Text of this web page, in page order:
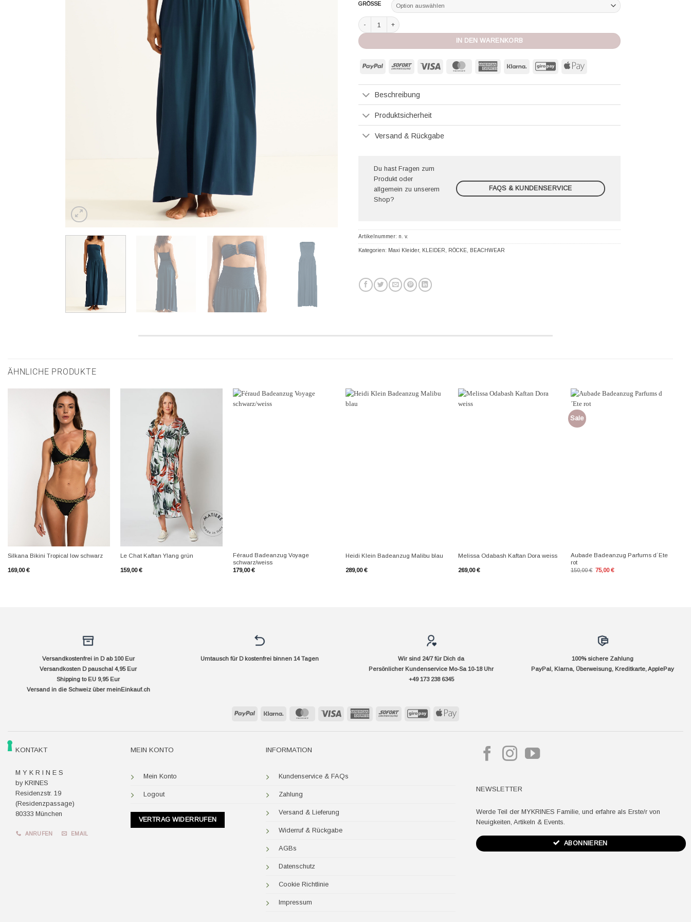
GRÖSSE
Eres Multiuse-Kleid/Rock Oda ocean Menge
IN DEN WARENKORB
PayPal Sofort Visa MasterCard American
Klarna GiroPay Apple
Beschreibung
Produktsicherheit
Versand & Rückgabe
Du hast Fragen zum
Produkt oder
allgemein zu unserem
Shop?
FAQS & KUNDENSERVICE
Artikelnummer: n. v.
Kategorien: Maxi Kleider, KLEIDER RÖCKE BEACHWEAR
ÄHNLICHE PRODUKTE
Silkana Bikini Tropical low schwarz
169,00€
Le Chat Kaftan Ylang grün
159,00€
Féraud Badeanzug Voyage
schwarz/weiss
179,00€
Heidi Klein Badeanzug Malibu blau
289,00€
Melissa Odabash Kaftan Dora weiss
269,00€
Sale
Aubade Badeanzug Parfums d´Ete
rot
150,00€ Ursprünglicher
75,00€Aktueller
Versandkostenfrei in D ab 100 Eur
Versandkosten D pauschal 4,95 Eur
Shipping to EU 9,95 Eur
Versand in die Schweiz über meinEinkauf.ch
Umtausch für D kostenfrei binnen 14 Tagen
Wir sind 24/7 für Dich da
Persönlicher Kundenservice Mo-Sa 10-18 Uhr
+49 173 238 6345
100% sichere Zahlung
PayPal, Klarna, Überweisung, Kreditkarte, ApplePay
PayPal Klarna MasterCard Visa
AmericanSofort GiroPay Apple
KONTAKT
M Y K R I N E S
by KRINES
Residenzstr. 19
(Residenzpassage)
80333 München
ANRUFEN EMAIL
MEIN KONTO
Mein Konto
Logout
VERTRAG WIDERRUFEN
INFORMATION
Kundenservice & FAQs
Zahlung
Versand & Lieferung
Widerruf & Rückgabe
AGBs
Datenschutz
Cookie Richtlinie
Impressum
NEWSLETTER
Werde Teil der MYKRINES Familie, und erfahre als Erste/r von
Neuigkeiten, Artikeln & Events.
ABONNIEREN